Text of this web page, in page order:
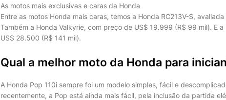
As motos mais exclusivas e caras da Honda
Entre as motos Honda mais caras, temos a Honda RC213V-S,
Também a Honda Valkyrie, com preço de US$ 19.999 (R$ 99 mil). E
US$ 28.500 (R$ 141 mil).
Qual a melhor moto da Honda para
A Honda Pop 110i sempre foi um modelo simples, fácil e
recentemente, a Pop está ainda mais fácil, pela inclusão da partida